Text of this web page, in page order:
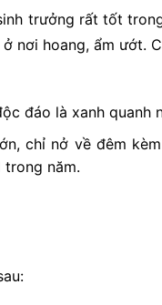
trưởng rất tốt
nơi hoang, ẩm ướt.
đáo là xanh quanh
chỉ nở về đêm
trong năm.